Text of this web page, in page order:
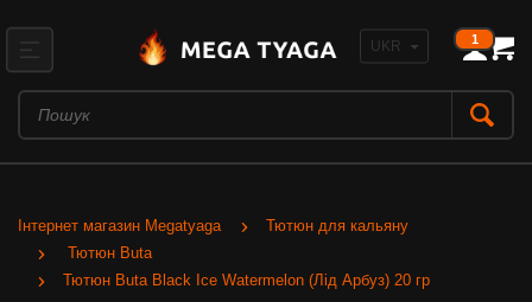
1
Інтернет магазин Megatyaga
Тютюн для кальяну
Тютюн Buta
Тютюн Buta Black Ice Watermelon (Лід Арбуз) 20 гр